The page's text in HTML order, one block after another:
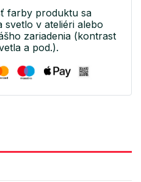
farby produktu sa
svetlo v ateliéri alebo
zariadenia (kontrast
a pod.).